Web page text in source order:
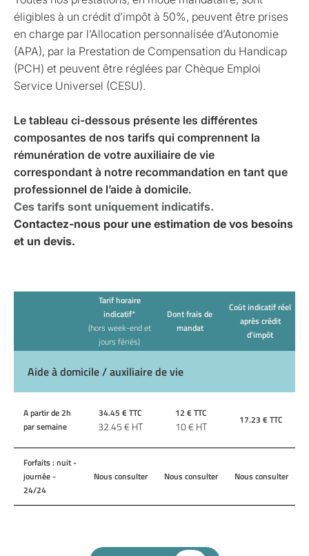
éligibles à un crédit d’impôt à 50%, peuvent être prises
en charge par l’Allocation personnalisée d’Autonomie
(APA), par la Prestation de Compensation du Handicap
(PCH) et peuvent être réglées par Chèque Emploi
Service Universel (CESU).
Le tableau ci-dessous présente les différentes
composantes de nos tarifs qui comprennent la
rémunération de votre auxiliaire de vie
correspondant à notre recommandation en tant que
professionnel de l’aide à domicile.
Ces tarifs sont uniquement indicatifs.
Contactez-nous pour une estimation de vos besoins
et un devis.
Tarif horaire
indicatif*
(hors week-end et
jours fériés)
Dont frais de
mandat
Coût indicatif réel
après crédit
d'impôt
Aide à domicile / auxiliaire de vie
A partir de 2h
par semaine
34.45 € TTC
32.45€ HT
12 € TTC
10€ HT 17.23 € TTC
Forfaits : nuit -
journée -
24/24
Nous consulter Nous consulter Nous consulter